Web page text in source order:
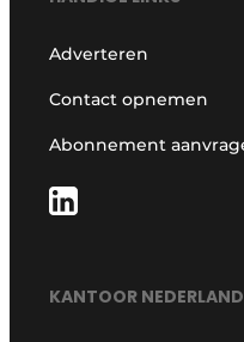
Adverteren
Contact opnemen
Abonnement
KANTOOR NEDERLAND